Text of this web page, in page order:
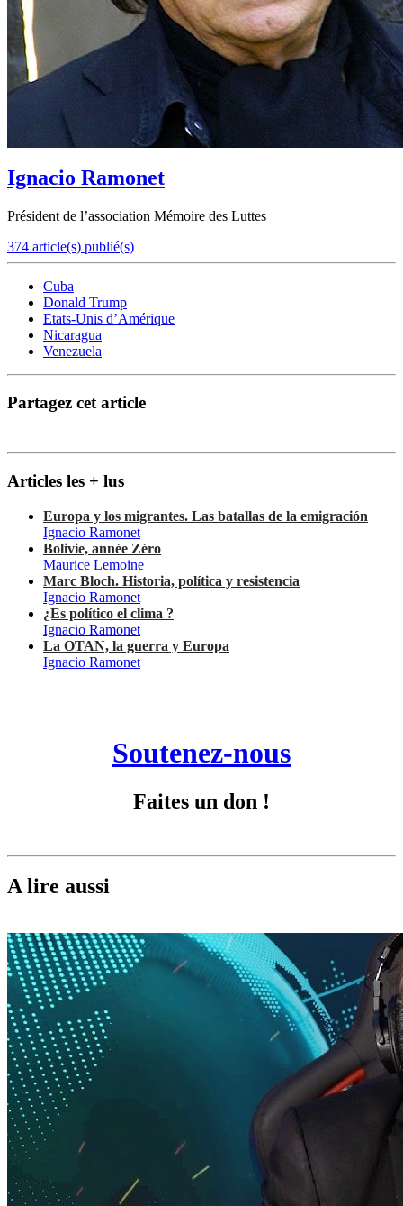
Ignacio Ramonet
Président de l’association Mémoire des Luttes
374 article(s) publié(s)
Cuba
Donald Trump
Etats-Unis d’Amérique
Nicaragua
Venezuela
Partagez cet article
Articles les + lus
Europa y los migrantes. Las batallas de la emigración
Ignacio Ramonet
Bolivie, année Zéro
Maurice Lemoine
Marc Bloch. Historia, política y resistencia
Ignacio Ramonet
¿Es político el clima ?
Ignacio Ramonet
La OTAN, la guerra y Europa
Ignacio Ramonet
Soutenez-nous
Faites un don !
A lire aussi